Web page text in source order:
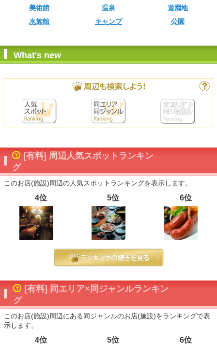
美術館 温泉
遊園地
水族館
キャンプ 公園
What's new
[有料] 周辺人気スポットランキン
グ
このお店(施設)周辺の人気スポットランキングを表示します。
4位 5位 6位
[有料] 同エリア×同ジャンルランキン
グ
このお店(施設)周辺にある同ジャンルのお店(施設)をランキングで表
示します。
4位 5位 6位